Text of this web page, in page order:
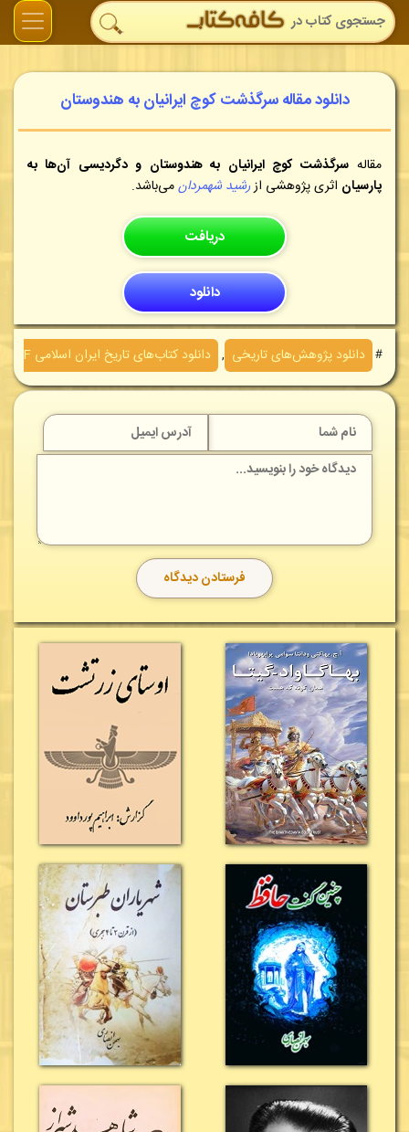
دانلود مقاله سرگذشت کوچ ایرانیان به هندوستان
مقالهسرگذشت کوچ ایرانیان به هندوستان و دگردیسی آن‌ها به
پارسیان اثری پژوهشی ازرشید شهمردانمی‌باشد.
دریافت
دانلود
＃ دانلود پژوهش‌های تاريخی , دانلود کتاب‌های تاريخ ايران اسلامی PDF